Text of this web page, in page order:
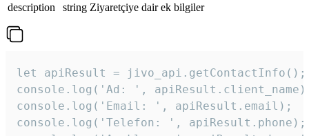
description
string Ziyaretçiye dair ek bilgiler
let apiResult = jivo_api.getContactInfo();
console.log('Ad: ',
console.log('Email: ', apiResult.email);
console.log('Telefon: ', apiResult.phone);